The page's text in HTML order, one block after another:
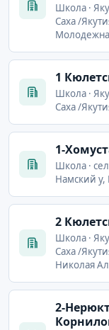
Школа ·
Саха /
1
Школа ·
Саха /
1-
Школа ·
Намский у,
2
Школа ·
Саха /
Николая
2-